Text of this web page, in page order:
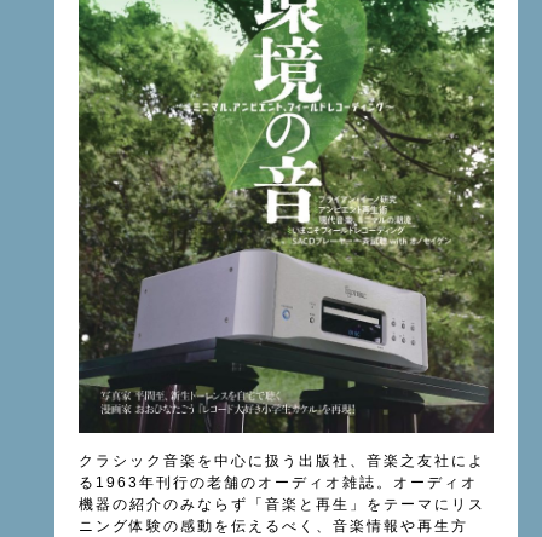
クラシック音楽を中心に扱う出版社、音楽之友社によ
る1963年刊行の老舗のオーディオ雑誌。オーディオ
機器の紹介のみならず「音楽と再生」をテーマにリス
ニング体験の感動を伝えるべく、音楽情報や再生方